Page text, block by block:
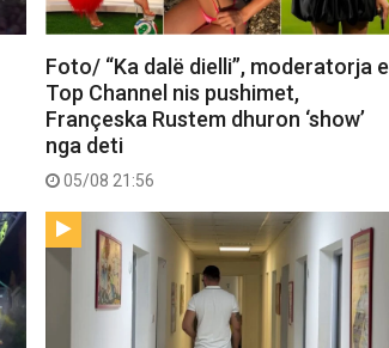
Foto/ “Ka dalë dielli”, moderatorja e
Top Channel nis pushimet,
Françeska Rustem dhuron ‘show’
nga deti
05/08 21:56